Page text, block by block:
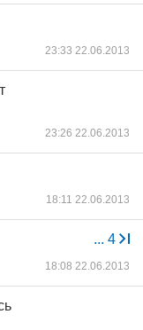
23:33 22.06.2013
23:26 22.06.2013
18:11 22.06.2013
... 4
18:08 22.06.2013